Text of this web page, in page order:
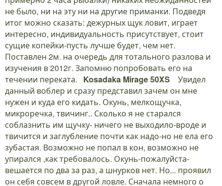
не было, ни на эту ни на другие приманки. Подведя
итог можно сказать: дежурных щук ловит, играет
интересно, индивидуальность присутствует, стоит
сущие копейки-пусть лучше будет, чем нет.
Поставлен 2м. на очередь для тотального разлова и
изучения в 2012г. Запомню попробовать его на
течении переката. Kosadaka Mirage 50XS
Увидел
данный воблер и сразу представил зачем он мне
нужен и куда его кидать. Окунь, мелкощучка,
микроречка, твичинг.. Сколько я не старался
соблазнить им щучку- ничего не выходило-вроде и
твичится и заглубление почти как надо-но не ела его
зубастая. Возможно не попал в кон, возможно не
упирался ,как требовалось. Окунь-пожалуйста-
вешается по два за раз, а шнурков нет. Но... проявил
он себя совсем в другой ловле. Сначала немного о